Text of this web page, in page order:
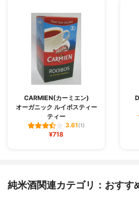
CARMIEN(カーミエン)
オーガニック ルイボスティー
ティー
3.61(1)
¥718
純米酒関連カテゴリ：おすす